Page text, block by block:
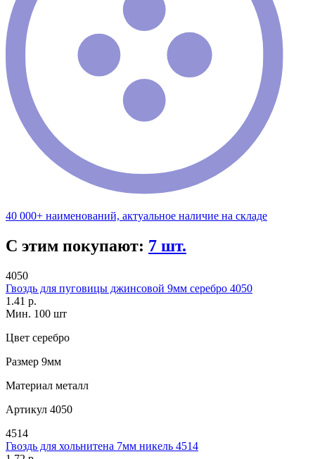
40 000+ наименований, актуальное наличие на складе
С этим покупают: 7 шт.
4050
Гвоздь для пуговицы джинсовой 9мм серебро 4050
1.41 р.
Мин. 100 шт
Цвет серебро
Размер 9мм
Материал металл
Артикул 4050
4514
Гвоздь для хольнитена 7мм никель 4514